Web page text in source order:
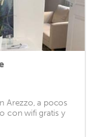
Arezzo, a pocos
con wifi gratis y